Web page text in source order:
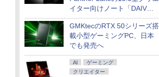
イター向けノート「DAIV
Z5」
GMKtecのRTX 50シリーズ搭
載小型ゲーミングPC、日本
でも発売へ
AI
ゲーミング
クリエイター